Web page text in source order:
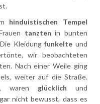
hinduistischen Tempel
tanzten in bunten
Kleidungfunkelte und
wir beobachteten
Nach einer Weile ging
weiter auf die Straße.
waren glücklich und
nicht bewusst, dass es